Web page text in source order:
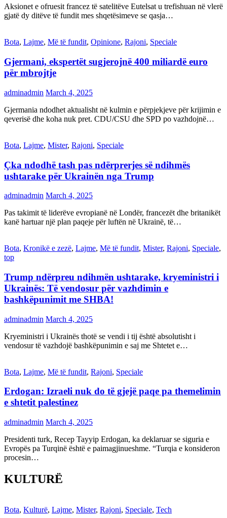
Aksionet e ofruesit francez të satelitëve Eutelsat u trefishuan në vlerë
gjatë dy ditëve të fundit mes shqetësimeve se qasja…
Bota, Lajme, Më të fundit, Opinione, Rajoni, Speciale
Gjermani, ekspertët sugjerojnë 400 miliardë euro
për mbrojtje
adminadmin March 4, 2025
Gjermania ndodhet aktualisht në kulmin e përpjekjeve për krijimin e
qeverisë dhe koha nuk pret. CDU/CSU dhe SPD po vazhdojnë…
Bota, Lajme, Mister, Rajoni, Speciale
Çka ndodhë tash pas ndërprerjes së ndihmës
ushtarake për Ukrainën nga Trump
adminadmin March 4, 2025
Pas takimit të liderëve evropianë në Londër, francezët dhe britanikët
kanë hartuar një plan paqeje për luftën në Ukrainë, të…
Bota, Kronikë e zezë, Lajme, Më të fundit, Mister, Rajoni, Speciale,
top
Trump ndërpreu ndihmën ushtarake, kryeministri i
Ukrainës: Të vendosur për vazhdimin e
bashkëpunimit me SHBA!
adminadmin March 4, 2025
Kryeministri i Ukrainës thotë se vendi i tij është absolutisht i
vendosur të vazhdojë bashkëpunimin e saj me Shtetet e…
Bota, Lajme, Më të fundit, Rajoni, Speciale
Erdogan: Izraeli nuk do të gjejë paqe pa themelimin
e shtetit palestinez
adminadmin March 4, 2025
Presidenti turk, Recep Tayyip Erdogan, ka deklaruar se siguria e
Evropës pa Turqinë është e paimagjinueshme. “Turqia e konsideron
procesin…
KULTURË
Bota, Kulturë, Lajme, Mister, Rajoni, Speciale, Tech